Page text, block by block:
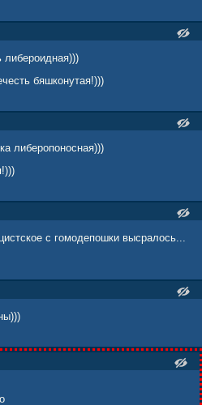
либероидная)))
бяшконутая!)))
либеропоносная)))
с гомодепошки высралось...